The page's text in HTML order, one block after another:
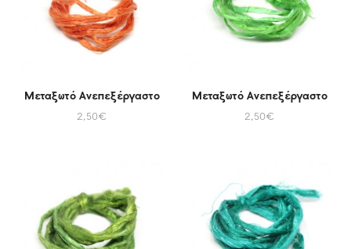
Μεταξωτό Ανεπεξέργαστο
2,50€
Μεταξωτό Ανεπεξέργαστο
2,50€